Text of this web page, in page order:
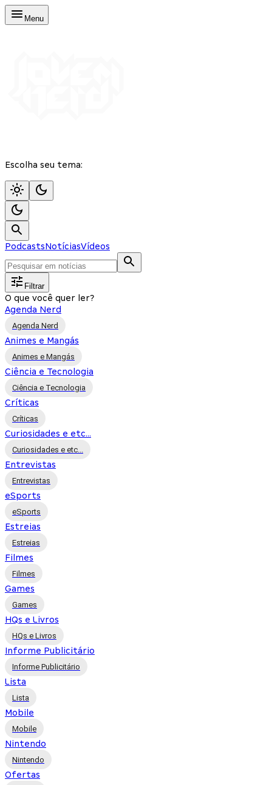
Menu
Escolha seu tema:
PodcastsNotíciasVídeos
Filtrar
O que você quer ler?
Agenda Nerd
Agenda Nerd
Animes e Mangás
Animes e Mangás
Ciência e Tecnologia
Ciência e Tecnologia
Críticas
Críticas
Curiosidades e etc...
Curiosidades e etc...
Entrevistas
Entrevistas
eSports
eSports
Estreias
Estreias
Filmes
Filmes
Games
Games
HQs e Livros
HQs e Livros
Informe Publicitário
Informe Publicitário
Lista
Lista
Mobile
Mobile
Nintendo
Nintendo
Ofertas